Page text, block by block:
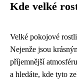
Kde velké
Velké pokojové
Nejenže jsou
příjemnější
a hledáte, kde tyto